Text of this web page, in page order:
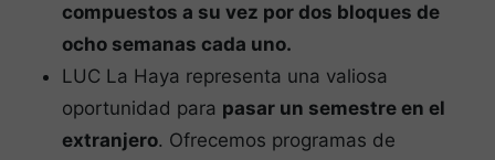
compuestos a su vez por dos bloques de
ocho semanas cada uno.
LUC La Haya representa una valiosa
oportunidad para pasar un semestre en el
extranjero. Ofrecemos programas de